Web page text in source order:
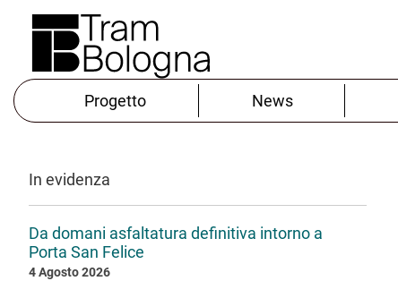
Progetto News
In evidenza
Da domani asfaltatura definitiva intorno a
Porta San Felice
4 Agosto 2026